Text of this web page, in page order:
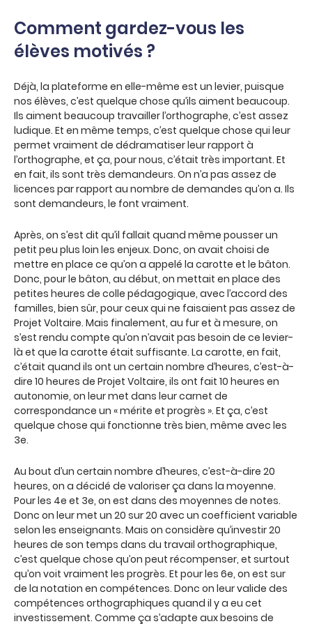
Comment gardez-vous les
élèves motivés ?
Déjà, la plateforme en elle-même est un levier, puisque
nos élèves, c’est quelque chose qu’ils aiment beaucoup.
Ils aiment beaucoup travailler l’orthographe, c’est assez
ludique. Et en même temps, c’est quelque chose qui leur
permet vraiment de dédramatiser leur rapport à
l’orthographe, et ça, pour nous, c’était très important. Et
en fait, ils sont très demandeurs. On n’a pas assez de
licences par rapport au nombre de demandes qu’on a. Ils
sont demandeurs, le font vraiment.
Après, on s’est dit qu’il fallait quand même pousser un
petit peu plus loin les enjeux. Donc, on avait choisi de
mettre en place ce qu’on a appelé la carotte et le bâton.
Donc, pour le bâton, au début, on mettait en place des
petites heures de colle pédagogique, avec l’accord des
familles, bien sûr, pour ceux qui ne faisaient pas assez de
Projet Voltaire. Mais finalement, au fur et à mesure, on
s’est rendu compte qu’on n’avait pas besoin de ce levier-
là et que la carotte était suffisante. La carotte, en fait,
c’était quand ils ont un certain nombre d’heures, c’est-à-
dire 10 heures de Projet Voltaire, ils ont fait 10 heures en
autonomie, on leur met dans leur carnet de
correspondance un « mérite et progrès ». Et ça, c’est
quelque chose qui fonctionne très bien, même avec les
3e.
Au bout d’un certain nombre d’heures, c’est-à-dire 20
heures, on a décidé de valoriser ça dans la moyenne.
Pour les 4e et 3e, on est dans des moyennes de notes.
Donc on leur met un 20 sur 20 avec un coefficient variable
selon les enseignants. Mais on considère qu’investir 20
heures de son temps dans du travail orthographique,
c’est quelque chose qu’on peut récompenser, et surtout
qu’on voit vraiment les progrès. Et pour les 6e, on est sur
de la notation en compétences. Donc on leur valide des
compétences orthographiques quand il y a eu cet
investissement. Comme ça s’adapte aux besoins de